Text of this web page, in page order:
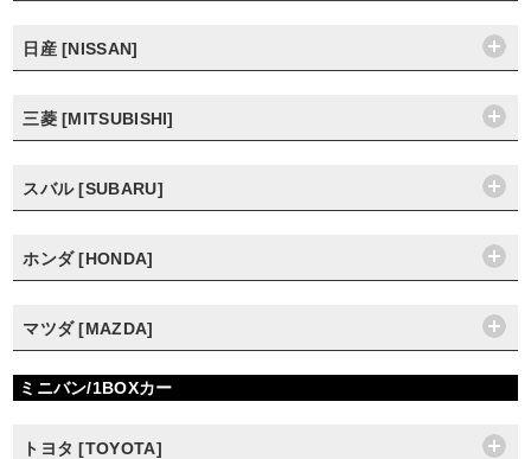
日産 [NISSAN]
三菱 [MITSUBISHI]
スバル [SUBARU]
ホンダ [HONDA]
マツダ [MAZDA]
ミニバン/1BOXカー
トヨタ [TOYOTA]